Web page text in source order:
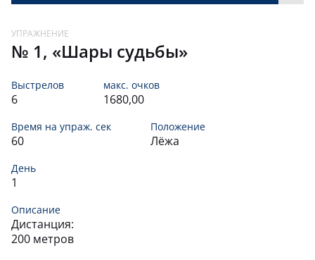
№ 1, «Шары судьбы»
Выстрелов
6
макс. очков
1680,00
Время на упраж. сек
60
Положение
Лёжа
День
1
Описание
Дистанция:
200 метров